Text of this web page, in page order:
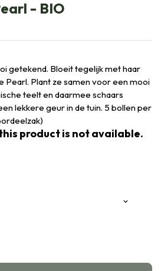
- BIO
getekend. Bloeit tegelijk met haar
Pearl. Plant ze samen voor een mooi
teelt en daarmee schaars
lekkere geur in de tuin. 5 bollen per
product is not available.